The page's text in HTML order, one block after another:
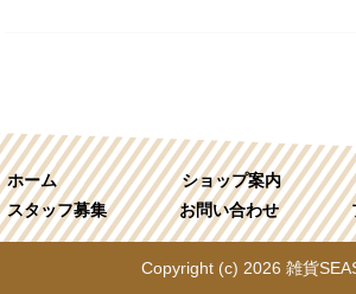
ホーム ショップ案内
スタッフ募集
お問い合わせ
Copyright (c) 2026 雑貨